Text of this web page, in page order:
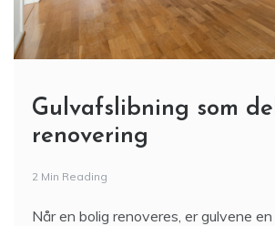
Gulvafslibning som
renovering
2 Min Reading
Når en bolig renoveres, er gulvene